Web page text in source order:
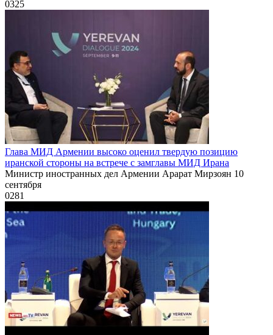
0325
Глава МИД Армении высоко оценил твердую позицию
иранской стороны на встрече с замглавы МИД Ирана
Министр иностранных дел Армении Арарат Мирзоян 10
сентября
0281